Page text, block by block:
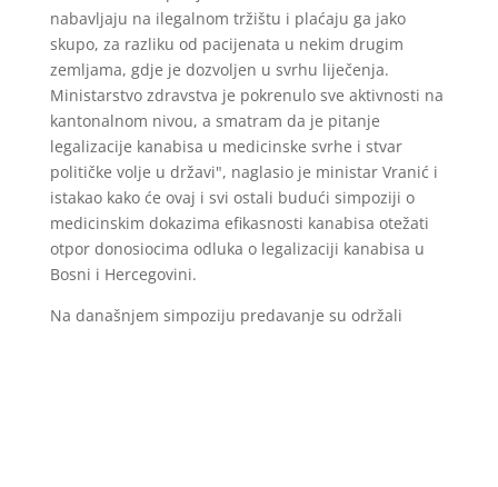
nabavljaju na ilegalnom tržištu i plaćaju ga jako
skupo, za razliku od pacijenata u nekim drugim
zemljama, gdje je dozvoljen u svrhu liječenja.
Ministarstvo zdravstva je pokrenulo sve aktivnosti na
kantonalnom nivou, a smatram da je pitanje
legalizacije kanabisa u medicinske svrhe i stvar
političke volje u državi", naglasio je ministar Vranić i
istakao kako će ovaj i svi ostali budući simpoziji o
medicinskim dokazima efikasnosti kanabisa otežati
otpor donosiocima odluka o legalizaciji kanabisa u
Bosni i Hercegovini.
Na današnjem simpoziju predavanje su održali